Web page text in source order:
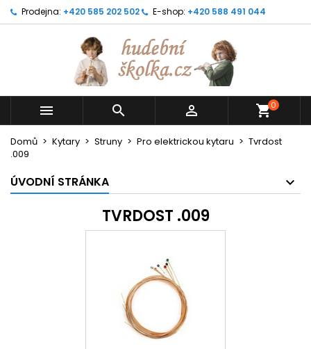
Prodejna: +420 585 202 502 E-shop: +420 588 491 044
   shopping_cart0
Domů Kytary Struny Pro elektrickou kytaru
Tvrdost
.009
ÚVODNÍ STRÁNKA
TVRDOST .009